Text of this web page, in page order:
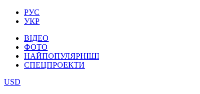
РУС
УКР
ВІДЕО
ФОТО
НАЙПОПУЛЯРНІШІ
СПЕЦПРОЕКТИ
USD